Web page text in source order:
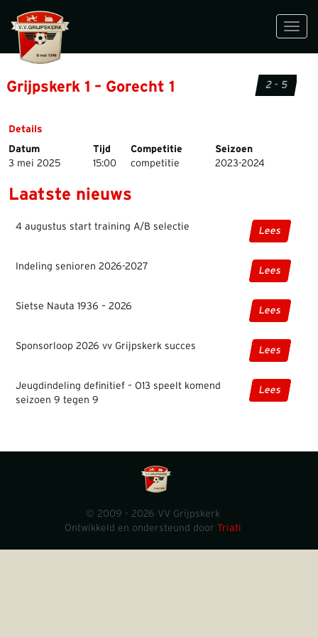
Grijpskerk 1 – Gorecht 1 2 - 5
Details
Datum
Tijd Competitie
Seizoen
3 mei 2025
15:00 competitie 2023-2024
Laatste nieuws
4 augustus start training A/B selectie Lees
Indeling senioren 2026-2027 Lees
Sietse Nauta 1936 – 2026 Lees
Sponsorloop 2026 vv Grijpskerk succes Lees
Jeugdindeling definitief – O13 speelt komend
seizoen 9 tegen 9
Lees
© 2009 - 2026 VV Grijpskerk
Ontwikkeld en ondersteund door Triati